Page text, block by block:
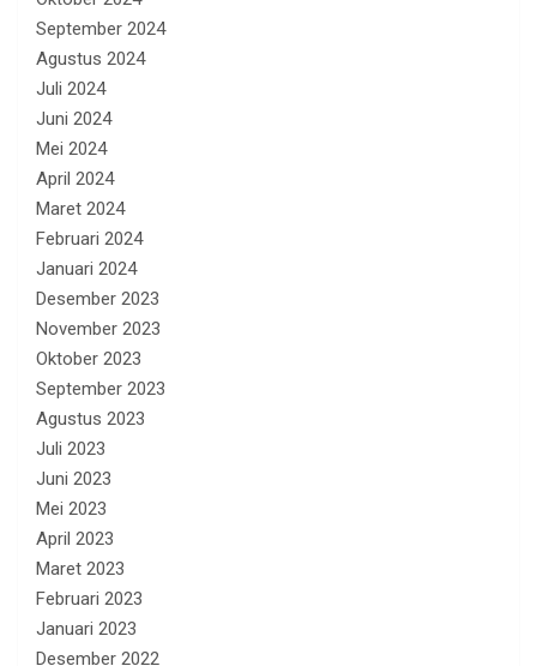
September 2024
Agustus 2024
Juli 2024
Juni 2024
Mei 2024
April 2024
Maret 2024
Februari 2024
Januari 2024
Desember 2023
November 2023
Oktober 2023
September 2023
Agustus 2023
Juli 2023
Juni 2023
Mei 2023
April 2023
Maret 2023
Februari 2023
Januari 2023
Desember 2022